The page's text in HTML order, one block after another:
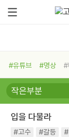
#유튜브 #명상 #
#비전캠프
#독서
#희망
#나눔 #
#독서
#건강
입을 다물라
#고수 #갈등